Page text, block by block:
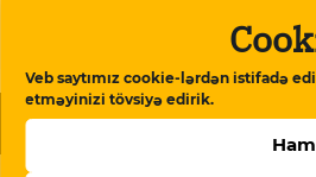
Veb saytımız cookie-lərdən istifadə
etməyinizi tövsiyə edirik.
Dəstək verin
Oxşar məqalələr